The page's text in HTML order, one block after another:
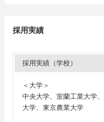
採用実績
採用実績（学校）
＜大学＞
中央大学、室蘭工業大学
大学、東京農業大学